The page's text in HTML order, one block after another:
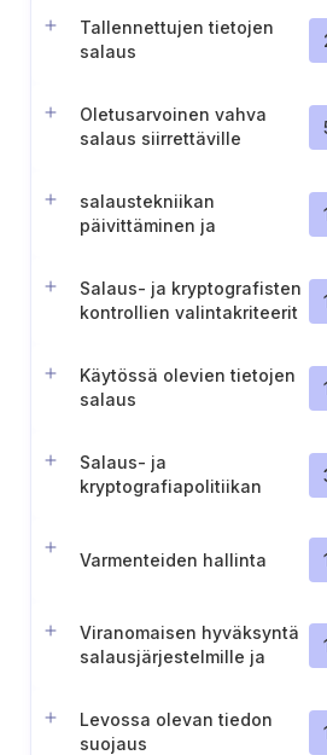
Tallennettujen tietojen
salaus
Oletusarvoinen vahva
salaus siirrettäville
salaustekniikan
päivittäminen ja
Salaus- ja kryptografisten
kontrollien valintakriteerit
Käytössä olevien tietojen
salaus
Salaus- ja
kryptografiapolitiikan
Varmenteiden hallinta
Viranomaisen hyväksyntä
salausjärjestelmille ja
Levossa olevan tiedon
suojaus